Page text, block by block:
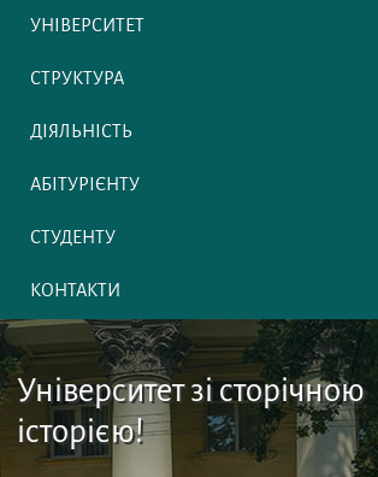
УНІВЕРСИТЕТ
СТРУКТУРА
ДІЯЛЬНІСТЬ
АБІТУРІЄНТУ
СТУДЕНТУ
КОНТАКТИ
Університет зі сторічною
історією!